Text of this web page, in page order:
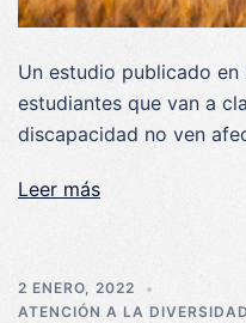
Un estudio publicado en
estudiantes que van a
discapacidad no ven
Leer más
2 ENERO, 2022
ATENCIÓN A LA DIVERSIDAD